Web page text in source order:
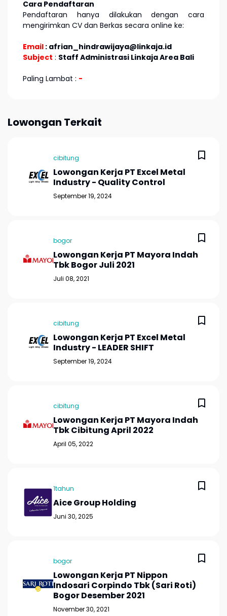
Cara Pendaftaran
Pendaftaran hanya dilakukan dengan cara
mengirimkan CV dan Berkas secara online ke:
Email : afrian_hindrawijaya@linkaja.id
Subject : Staff Administrasi Linkaja Area Bali
Paling Lambat : -
Lowongan Terkait
cibitung
Lowongan Kerja PT Excel Metal
Industry - Quality Control
September 19, 2024
bogor
Lowongan Kerja PT Mayora Indah
Tbk Bogor Juli 2021
Juli 08, 2021
cibitung
Lowongan Kerja PT Excel Metal
Industry - LEADER SHIFT
September 19, 2024
cibitung
Lowongan Kerja PT Mayora Indah
Tbk Cibitung April 2022
April 05, 2022
1tahun
Aice Group Holding
Juni 30, 2025
bogor
Lowongan Kerja PT Nippon
Indosari Corpindo Tbk (Sari Roti)
Bogor Desember 2021
November 30, 2021